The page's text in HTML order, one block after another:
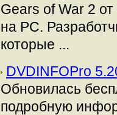
Gears of War 2
на РС.
которые ...
DVDINFOPro
Обновилась
подробную